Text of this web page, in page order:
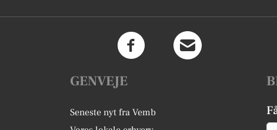
GENVEJE
Seneste nyt fra Vemb